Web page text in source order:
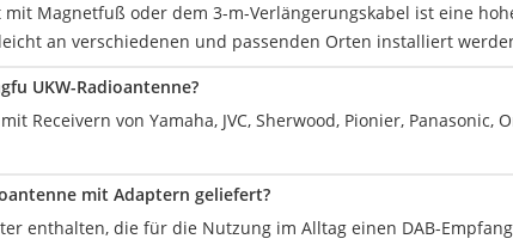
Magnetfuß oder dem 3-m-Verlängerungskabel ist eine
an verschiedenen und passenden Orten installiert
UKW-Radioantenne?
Receivern von Yamaha, JVC, Sherwood, Pionier, Panasonic,
mit Adaptern geliefert?
enthalten, die für die Nutzung im Alltag einen DAB-